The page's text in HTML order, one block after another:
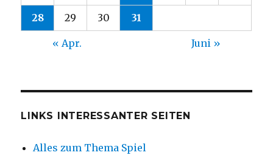
28 29 30 31
« Apr. Juni »
LINKS INTERESSANTER SEITEN
Alles zum Thema Spiel